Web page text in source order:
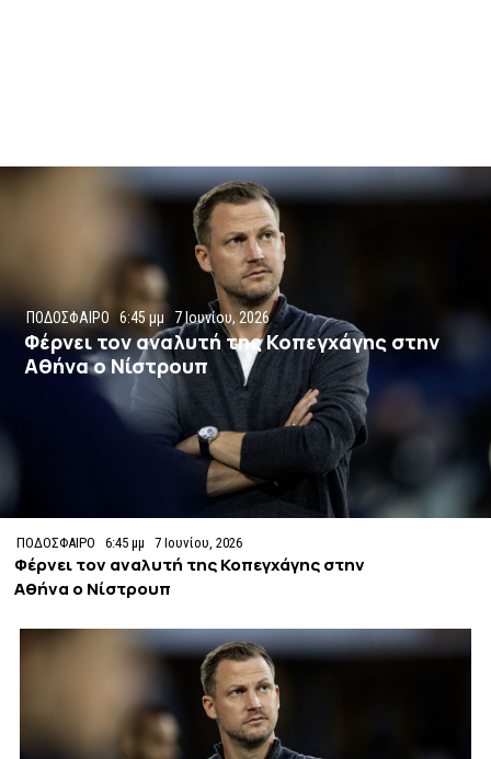
ΠΟΔΟΣΦΑΙΡΟ 6:45 μμ 7 Ιουνίου, 2026
Φέρνει τον αναλυτή της Κοπεγχάγης στην
Αθήνα ο Νίστρουπ
ΠΟΔΟΣΦΑΙΡΟ 6:45 μμ 7 Ιουνίου, 2026
Φέρνει τον αναλυτή της Κοπεγχάγης στην
Αθήνα ο Νίστρουπ